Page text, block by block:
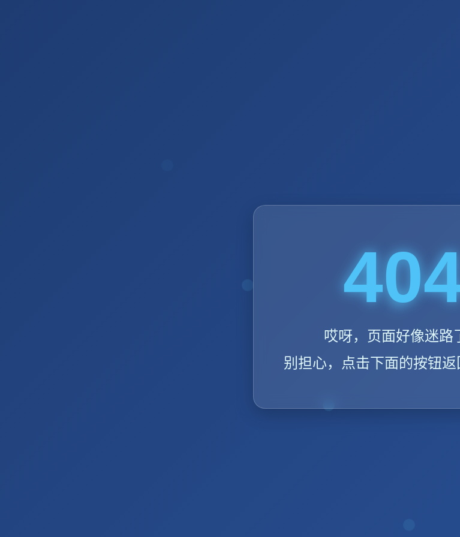
哎呀，页面好像迷路
别担心，点击下面的按钮